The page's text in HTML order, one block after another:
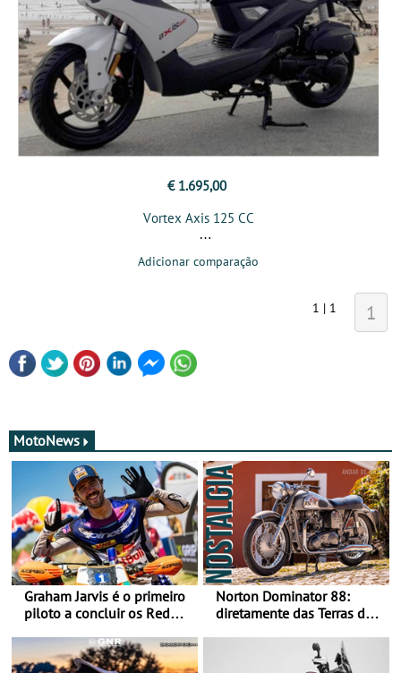
€ 1.695,00
Vortex Axis 125 CC
Adicionar comparação
1 | 1 1
MotoNews
Graham Jarvis é o primeiro
piloto a concluir os Red
moto elétrica
Norton Dominator 88:
diretamente das Terras de